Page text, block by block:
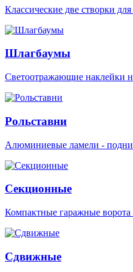
Классические две створки
Шлагбаумы
Светоотражающие наклейки
Рольставни
Алюминиевые ламели -
Секционные
Компактные гаражные ворота
Сдвижные